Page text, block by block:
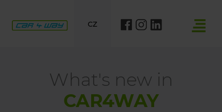
CZ
What's new in
CAR4WAY